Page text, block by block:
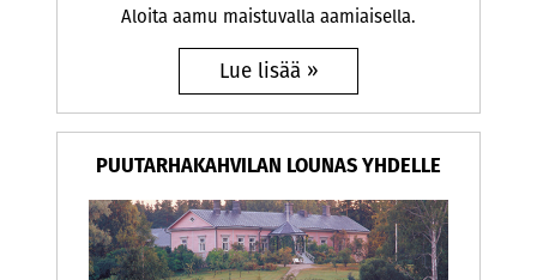
Aloita aamu maistuvalla aamiaisella.
PUUTARHAKAHVILAN LOUNAS YHDELLE